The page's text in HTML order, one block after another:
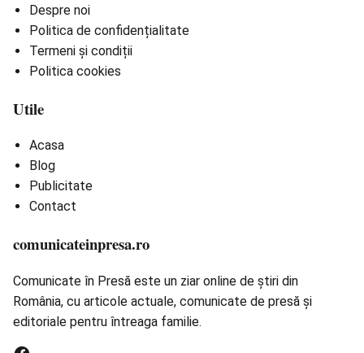
Despre noi
Politica de confidențialitate
Termeni și condiții
Politica cookies
Utile
Acasa
Blog
Publicitate
Contact
comunicateinpresa.ro
Comunicate în Presă este un ziar online de știri din
România, cu articole actuale, comunicate de presă și
editoriale pentru întreaga familie.